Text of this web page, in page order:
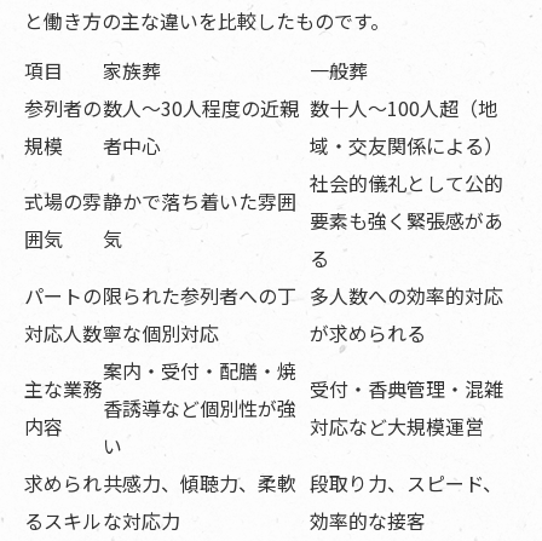
と働き方の主な違いを比較したものです。
項目
家族葬
一般葬
参列者の
規模
数人〜30人程度の近親
者中心
数十人〜100人超（地
域・交友関係による）
式場の雰
囲気
静かで落ち着いた雰囲
気
社会的儀礼として公的
要素も強く緊張感があ
る
パートの
対応人数
限られた参列者への丁
寧な個別対応
多人数への効率的対応
が求められる
主な業務
内容
案内・受付・配膳・焼
香誘導など個別性が強
い
受付・香典管理・混雑
対応など大規模運営
求められ
るスキル
共感力、傾聴力、柔軟
な対応力
段取り力、スピード、
効率的な接客